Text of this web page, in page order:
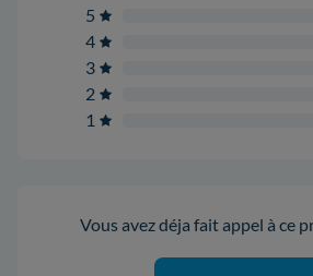
5
4
3
2
1
Vous avez déja fait appel à ce